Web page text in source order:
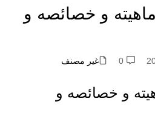
و خصائصه و
0 غير مصنف
و خصائصه و